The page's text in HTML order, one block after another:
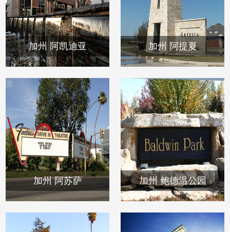
加州 阿凯迪亚 加州 阿提夏
加州 阿苏萨 加州 鲍德温公园